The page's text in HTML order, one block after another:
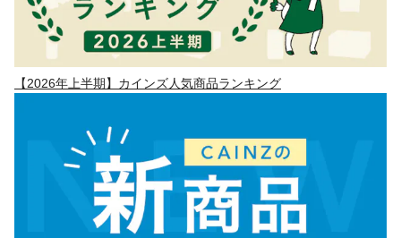
【2026年上半期】カインズ人気商品ランキング